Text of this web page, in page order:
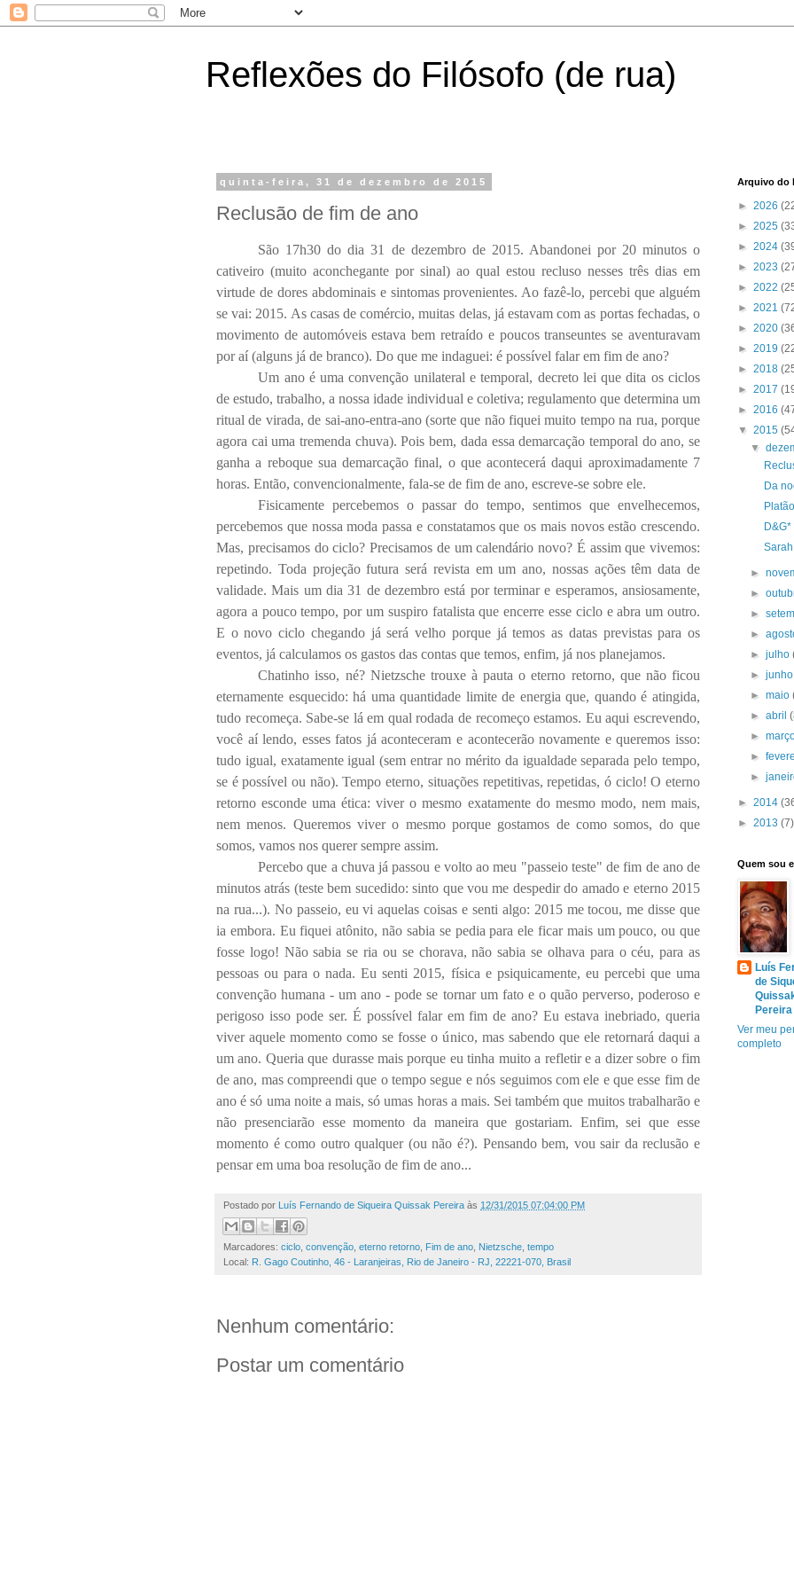
Reflexões do Filósofo (de rua)
quinta-feira, 31 de dezembro de 2015
Reclusão de fim de ano
São 17h30 do dia 31 de dezembro de 2015. Abandonei por 20 minutos o
cativeiro (muito aconchegante por sinal) ao qual estou recluso nesses três dias em
virtude de dores abdominais e sintomas provenientes. Ao fazê-lo, percebi que alguém
se vai: 2015. As casas de comércio, muitas delas, já estavam com as portas fechadas, o
movimento de automóveis estava bem retraído e poucos transeuntes se aventuravam
por aí (alguns já de branco). Do que me indaguei: é possível falar em fim de ano?
Um ano é uma convenção unilateral e temporal, decreto lei que dita os ciclos
de estudo, trabalho, a nossa idade individual e coletiva; regulamento que determina um
ritual de virada, de sai-ano-entra-ano (sorte que não fiquei muito tempo na rua, porque
agora cai uma tremenda chuva). Pois bem, dada essa demarcação temporal do ano, se
ganha a reboque sua demarcação final, o que acontecerá daqui aproximadamente 7
horas. Então, convencionalmente, fala-se de fim de ano, escreve-se sobre ele.
Fisicamente percebemos o passar do tempo, sentimos que envelhecemos,
percebemos que nossa moda passa e constatamos que os mais novos estão crescendo.
Mas, precisamos do ciclo? Precisamos de um calendário novo? É assim que vivemos:
repetindo. Toda projeção futura será revista em um ano, nossas ações têm data de
validade. Mais um dia 31 de dezembro está por terminar e esperamos, ansiosamente,
agora a pouco tempo, por um suspiro fatalista que encerre esse ciclo e abra um outro.
E o novo ciclo chegando já será velho porque já temos as datas previstas para os
eventos, já calculamos os gastos das contas que temos, enfim, já nos planejamos.
Chatinho isso, né? Nietzsche trouxe à pauta o eterno retorno, que não ficou
eternamente esquecido: há uma quantidade limite de energia que, quando é atingida,
tudo recomeça. Sabe-se lá em qual rodada de recomeço estamos. Eu aqui escrevendo,
você aí lendo, esses fatos já aconteceram e acontecerão novamente e queremos isso:
tudo igual, exatamente igual (sem entrar no mérito da igualdade separada pelo tempo,
se é possível ou não). Tempo eterno, situações repetitivas, repetidas, ó ciclo! O eterno
retorno esconde uma ética: viver o mesmo exatamente do mesmo modo, nem mais,
nem menos. Queremos viver o mesmo porque gostamos de como somos, do que
somos, vamos nos querer sempre assim.
Percebo que a chuva já passou e volto ao meu "passeio teste" de fim de ano de
minutos atrás (teste bem sucedido: sinto que vou me despedir do amado e eterno 2015
na rua...). No passeio, eu vi aquelas coisas e senti algo: 2015 me tocou, me disse que
ia embora. Eu fiquei atônito, não sabia se pedia para ele ficar mais um pouco, ou que
fosse logo! Não sabia se ria ou se chorava,não sabiase olhava para o céu, para as
pessoas ou para o nada. Eu senti 2015, física e psiquicamente, eu percebi que uma
convenção humana - um ano - pode se tornar um fato e o quão perverso, poderoso e
perigoso isso pode ser. É possível falar em fim de ano? Eu estava inebriado, queria
viver aquele momento como se fosse o único, mas sabendo que ele retornará daqui a
um ano. Queria que durasse mais porque eu tinha muito a refletir e a dizer sobre o fim
de ano, mas compreendi que o tempo segue e nós seguimos com ele e que esse fim de
ano é só uma noite a mais, só umas horas a mais. Sei também que muitos trabalharão e
não presenciarão esse momento da maneira que gostariam. Enfim, sei que esse
momento é como outro qualquer (ou não é?). Pensando bem, vou sair da reclusão e
pensar em uma boa resolução de fim de ano...
Postado por Luís Fernando de Siqueira Quissak Pereira às 12/31/2015 07:04:00 PM
Marcadores: ciclo convenção eterno retorno Fim de ano Nietzsche tempo
Local: R. Gago Coutinho, 46 - Laranjeiras, Rio de Janeiro - RJ, 22221-070, Brasil
Nenhum comentário:
Postar um comentário
Arquivo do
► 2026
► 2025
► 2024
► 2023
► 2022
► 2021
► 2020
► 2019
► 2018
► 2017
► 2016
▼ 2015
▼
Da
D&G*
►
►
►
►
►julho
►
►maio
►abril
►
►
►
► 2014
► 2013 (7)
Quem sou
Luís
de
Pereira
Ver meu
completo